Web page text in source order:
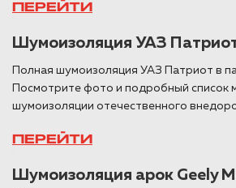
ПЕРЕЙТИ
Шумоизоляция УАЗ
Полная шумоизоляция УАЗ Патриот в
Посмотрите фото и подробный список
шумоизоляции отечественного
ПЕРЕЙТИ
Шумоизоляция арок Geely